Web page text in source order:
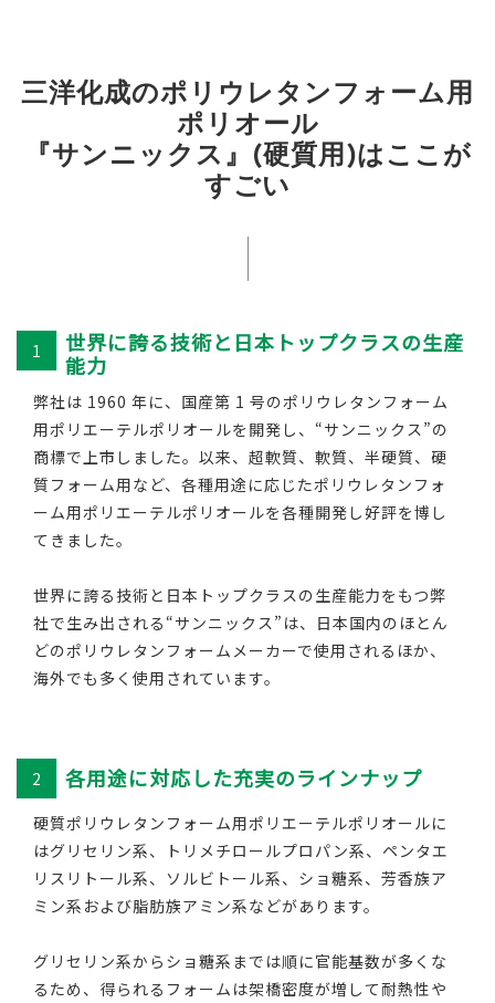
三洋化成のポリウレタンフォーム用
ポリオール
『サンニックス』(硬質用)はここが
すごい
1
世界に誇る技術と日本トップクラスの生産
能力
弊社は 1960 年に、国産第 1 号のポリウレタンフォーム
用ポリエーテルポリオールを開発し、“サンニックス”の
商標で上市しました。以来、超軟質、軟質、半硬質、硬
質フォーム用など、各種用途に応じたポリウレタンフォ
ーム用ポリエーテルポリオールを各種開発し好評を博し
てきました。
世界に誇る技術と日本トップクラスの生産能力をもつ弊
社で生み出される“サンニックス”は、日本国内のほとん
どのポリウレタンフォームメーカーで使用されるほか、
海外でも多く使用されています。
2 各用途に対応した充実のラインナップ
硬質ポリウレタンフォーム用ポリエーテルポリオールに
はグリセリン系、トリメチロールプロパン系、ペンタエ
リスリトール系、ソルビトール系、ショ糖系、芳香族ア
ミン系および脂肪族アミン系などがあります。
グリセリン系からショ糖系までは順に官能基数が多くな
るため、得られるフォームは架橋密度が増して耐熱性や